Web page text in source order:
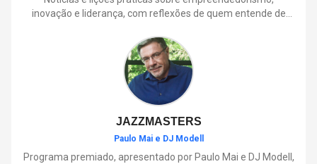
inovação e liderança, com reflexões de quem entende de
JAZZMASTERS
Paulo Mai e DJ Modell
Programa premiado, apresentado por Paulo Mai e DJ Modell,